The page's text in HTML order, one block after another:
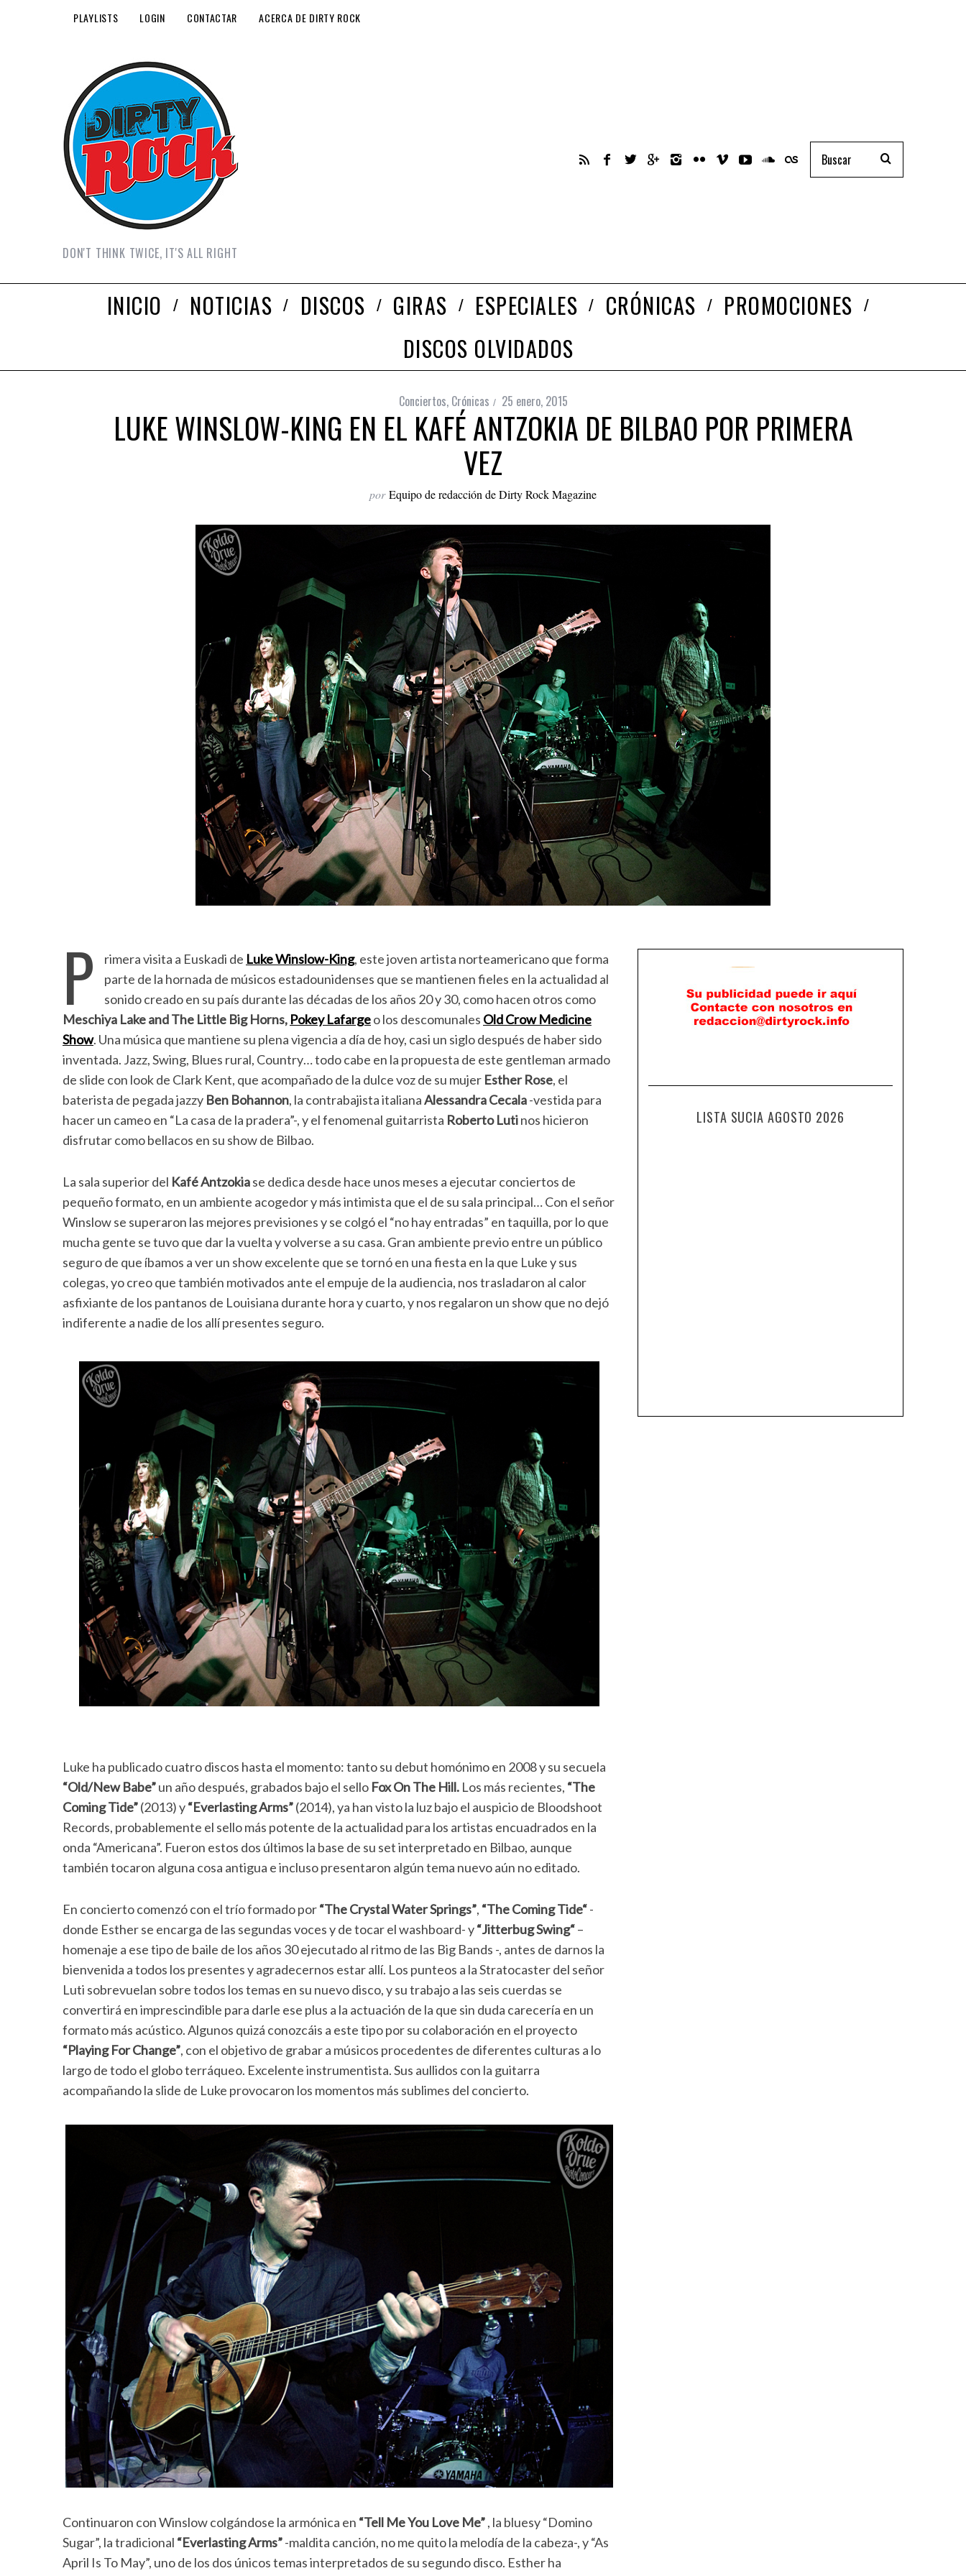
PLAYLISTS LOGIN CONTACTAR ACERCA DE DIRTY ROCK
DON'T THINK TWICE, IT'S ALL RIGHT
INICIO NOTICIAS DISCOS GIRAS ESPECIALES CRÓNICAS
PROMOCIONES
DISCOS OLVIDADOS
Conciertos, Crónicas 25 enero, 2015
LUKE WINSLOW-KING EN EL KAFÉ ANTZOKIA DE BILBAO POR PRIMERA
VEZ
por Equipo de redacción de Dirty Rock Magazine
P rimera visita a Euskadi de Luke Winslow-King, este joven artista norteamericano que forma
parte de la hornada de músicos estadounidenses que se mantienen fieles en la actualidad al
sonido creado en su país durante las décadas de los años 20 y 30, como hacen otros como
Meschiya Lake and The Little Big Horns, Pokey Lafargeo los descomunales Old Crow Medicine
Show. Una música que mantiene su plena vigencia a día de hoy, casi un siglo después de haber sido
inventada. Jazz, Swing, Blues rural, Country… todo cabe en la propuesta de este gentleman armado
de slide con look de Clark Kent, que acompañado de la dulce voz de su mujer Esther Rose, el
baterista de pegada jazzy Ben Bohannon, la contrabajista italianaAlessandra Cecala-vestida para
hacer un cameo en “La casa de la pradera”-, y el fenomenal guitarrista Roberto Lutinos hicieron
disfrutar como bellacos en su show de Bilbao.
La sala superior del Kafé Antzokiase dedica desde hace unos meses a ejecutar conciertos de
pequeño formato, en un ambiente acogedor y más intimista que el de su sala principal… Con el señor
Winslow se superaron las mejores previsiones y se colgó el “no hay entradas” en taquilla, por lo que
mucha gente se tuvo que dar la vuelta y volverse a su casa. Gran ambiente previo entre un público
seguro de que íbamos a ver un show excelente que se tornó en una fiesta en la que Luke y sus
colegas, yo creo que también motivados ante el empuje de la audiencia, nos trasladaron al calor
asfixiante de los pantanos de Louisiana durante hora y cuarto, y nos regalaron un show que no dejó
indiferente a nadie de los allí presentes seguro.
Luke ha publicado cuatro discos hasta el momento: tanto su debut homónimo en 2008 y su secuela
“Old/New Babe”un año después, grabados bajo el sello Fox On The Hill. Los más recientes, “The
Coming Tide”(2013) y“Everlasting Arms”(2014), ya han visto la luz bajo el auspicio de Bloodshoot
Records, probablemente el sello más potente de la actualidad para los artistas encuadrados en la
onda “Americana”. Fueron estos dos últimos la base de su set interpretado en Bilbao, aunque
también tocaron alguna cosa antigua e incluso presentaron algún tema nuevo aún no editado.
En concierto comenzó con el trío formado por“The Crystal Water Springs”, “The Coming Tide“-
donde Esther se encarga de las segundas voces y de tocar el washboard- y“Jitterbug Swing“–
homenaje a ese tipo de baile de los años 30 ejecutado al ritmo de las Big Bands -, antes de darnos la
bienvenida a todos los presentes y agradecernos estar allí. Los punteos a la Stratocaster del señor
Luti sobrevuelan sobre todos los temas en su nuevo disco, y su trabajo a las seis cuerdas se
convertirá en imprescindible para darle ese plus a la actuación de la que sin duda carecería en un
formato más acústico. Algunos quizá conozcáis a este tipo por su colaboración en el proyecto
“Playing For Change”, con el objetivo de grabar a músicos procedentes de diferentes culturas a lo
largo de todo el globo terráqueo. Excelente instrumentista. Sus aullidos con la guitarra
acompañando la slide de Luke provocaron los momentos más sublimes del concierto.
Continuaron con Winslow colgándose la armónica en “Tell Me You Love Me”, la bluesy “Domino
Sugar”, la tradicional “Everlasting Arms”-maldita canción, no me quito la melodía de la cabeza-, y “As
April Is To May”, uno de los dos únicos temas interpretados de su segundo disco. Esther ha
LISTA SUCIA AGOSTO 2026